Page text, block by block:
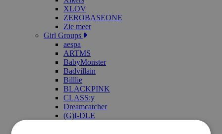
XLOV
ZEROBASEONE
Zie meer
Girl Groups
aespa
ARTMS
BabyMonster
Badvillain
Billlie
BLACKPINK
CLASS:y
Dreamcatcher
(G)I-DLE